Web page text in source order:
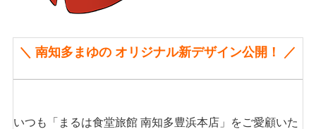
＼ 南知多まゆの オリジナル新デザイン公開！ ／
いつも「まるは食堂旅館 南知多豊浜本店」をご愛顧いた